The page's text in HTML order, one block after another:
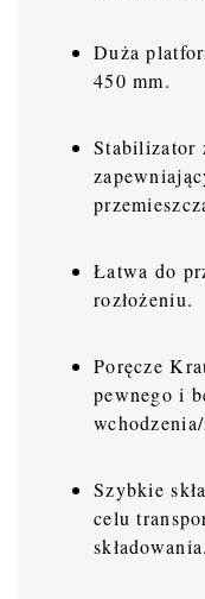
Duża
450 mm.
Stabilizator
Łatwa do
rozłożeniu.
Poręcze
pewnego i
Szybkie
celu
składowania.